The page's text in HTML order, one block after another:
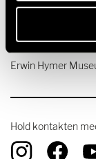
Presse
Erwin Hymer
Hold kontakten